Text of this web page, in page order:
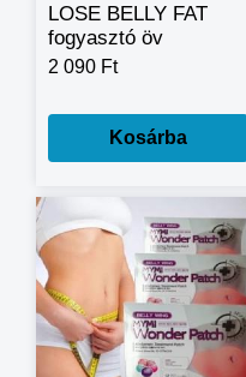
LOSE BELLY FAT
fogyasztó öv
2 090 Ft
Kosárba